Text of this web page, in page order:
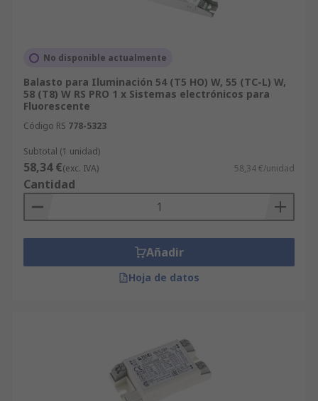
No disponible actualmente
Balasto para Iluminación 54 (T5 HO) W, 55 (TC-L) W,
58 (T8) W RS PRO 1 x Sistemas electrónicos para
Fluorescente
Código RS 778-5323
Subtotal (1 unidad)
58,34 €(exc. IVA) 58,34 €/unidad
Cantidad
Añadir
Hoja de datos